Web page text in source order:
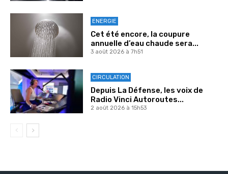
ENERGIE
Cet été encore, la coupure
annuelle d’eau chaude sera...
3 août 2026 à 7h51
CIRCULATION
Depuis La Défense, les voix de
Radio Vinci Autoroutes...
2 août 2026 à 15h53